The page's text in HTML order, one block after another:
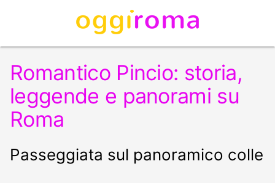
Romantico Pincio: storia,
leggende e panorami su
Roma
Passeggiata sul panoramico colle